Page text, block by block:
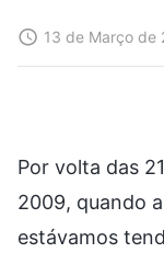
13 de Março de
Por volta das
2009, quando
estávamos